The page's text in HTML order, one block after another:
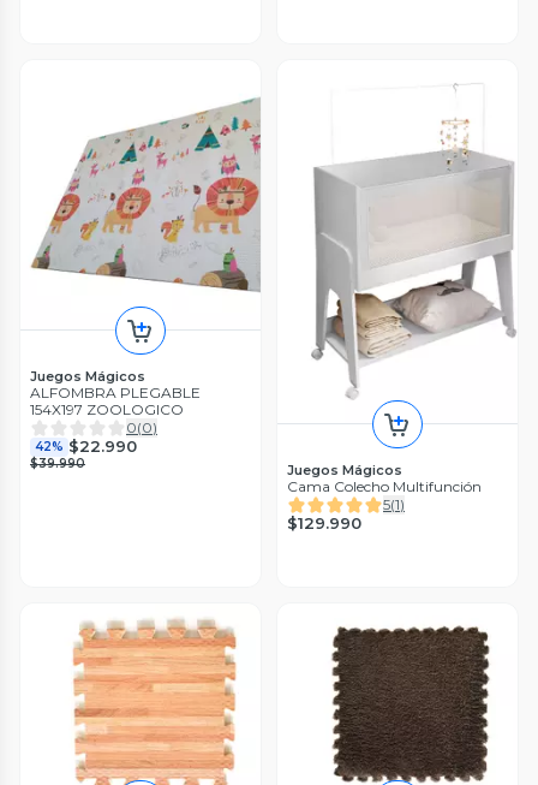
Juegos Mágicos
ALFOMBRA PLEGABLE
154X197 ZOOLOGICO
0(0)
42% $22.990
$39.990 Juegos Mágicos
Cama Colecho Multifunción
5(1)
$129.990